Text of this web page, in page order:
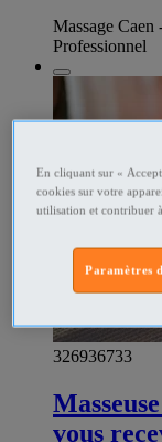
Massage Caen
Professionnel
326936733
vous
En cliquant sur «
cookies sur votre
utilisation et contribuer
Paramètres